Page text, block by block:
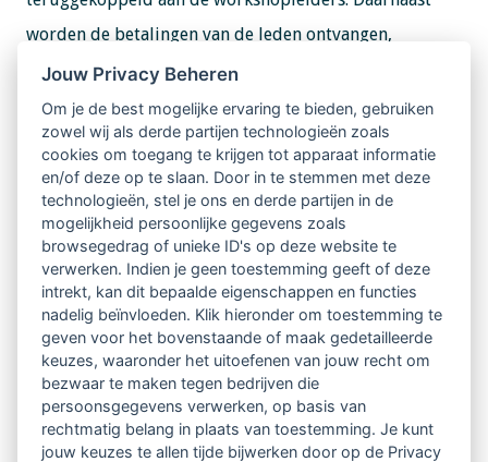
worden de betalingen van de leden ontvangen,
gecheckt, inschrijvingen gedaan, bevestigingen
verstuurd en de begroting op orde gehouden. Alle
taken worden in overleg onder de werkgroep leden
verdeeld. Aantal en duur van de bijeenkomsten: We
vergaderen als werkgroep ongeveer 5 keer per jaar
gedurende twee uur. Gemiddeld organiseren we drie
keer per jaar een workshop, lezing of andere activiteit
voor LVSC-leden en andere geïnteresseerden. De duur
van deze activiteit is twee of vier uur. Naast
aanwezigheid bij de activiteiten is er wat
voorbereidingstijd, die sterk afhankelijk is van de
hoeveelheid taken die er zijn en die je oppakt. Wil je
Jouw Privacy Beheren
Om je de best mogelijke ervaring te bieden, gebruiken
zowel wij als derde partijen technologieën zoals
cookies om toegang te krijgen tot apparaat informatie
en/of deze op te slaan. Door in te stemmen met deze
technologieën, stel je ons en derde partijen in de
mogelijkheid persoonlijke gegevens zoals
browsegedrag of unieke ID's op deze website te
verwerken. Indien je geen toestemming geeft of deze
intrekt, kan dit bepaalde eigenschappen en functies
nadelig beïnvloeden. Klik hieronder om toestemming te
geven voor het bovenstaande of maak gedetailleerde
keuzes, waaronder het uitoefenen van jouw recht om
bezwaar te maken tegen bedrijven die
persoonsgegevens verwerken, op basis van
rechtmatig belang in plaats van toestemming. Je kunt
jouw keuzes te allen tijde bijwerken door op de Privacy